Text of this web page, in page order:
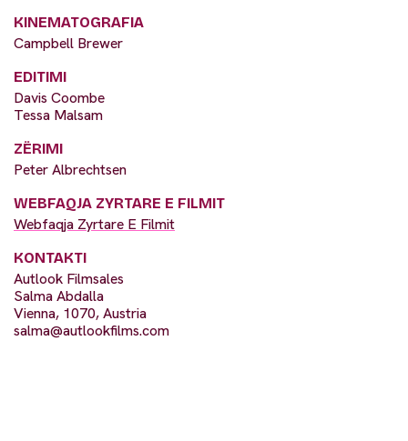
KINEMATOGRAFIA
Campbell Brewer
EDITIMI
Davis Coombe
Tessa Malsam
ZËRIMI
Peter Albrechtsen
WEBFAQJA ZYRTARE E FILMIT
Webfaqja Zyrtare E Filmit
KONTAKTI
Autlook Filmsales
Salma Abdalla
Vienna, 1070, Austria
salma@autlookfilms.com